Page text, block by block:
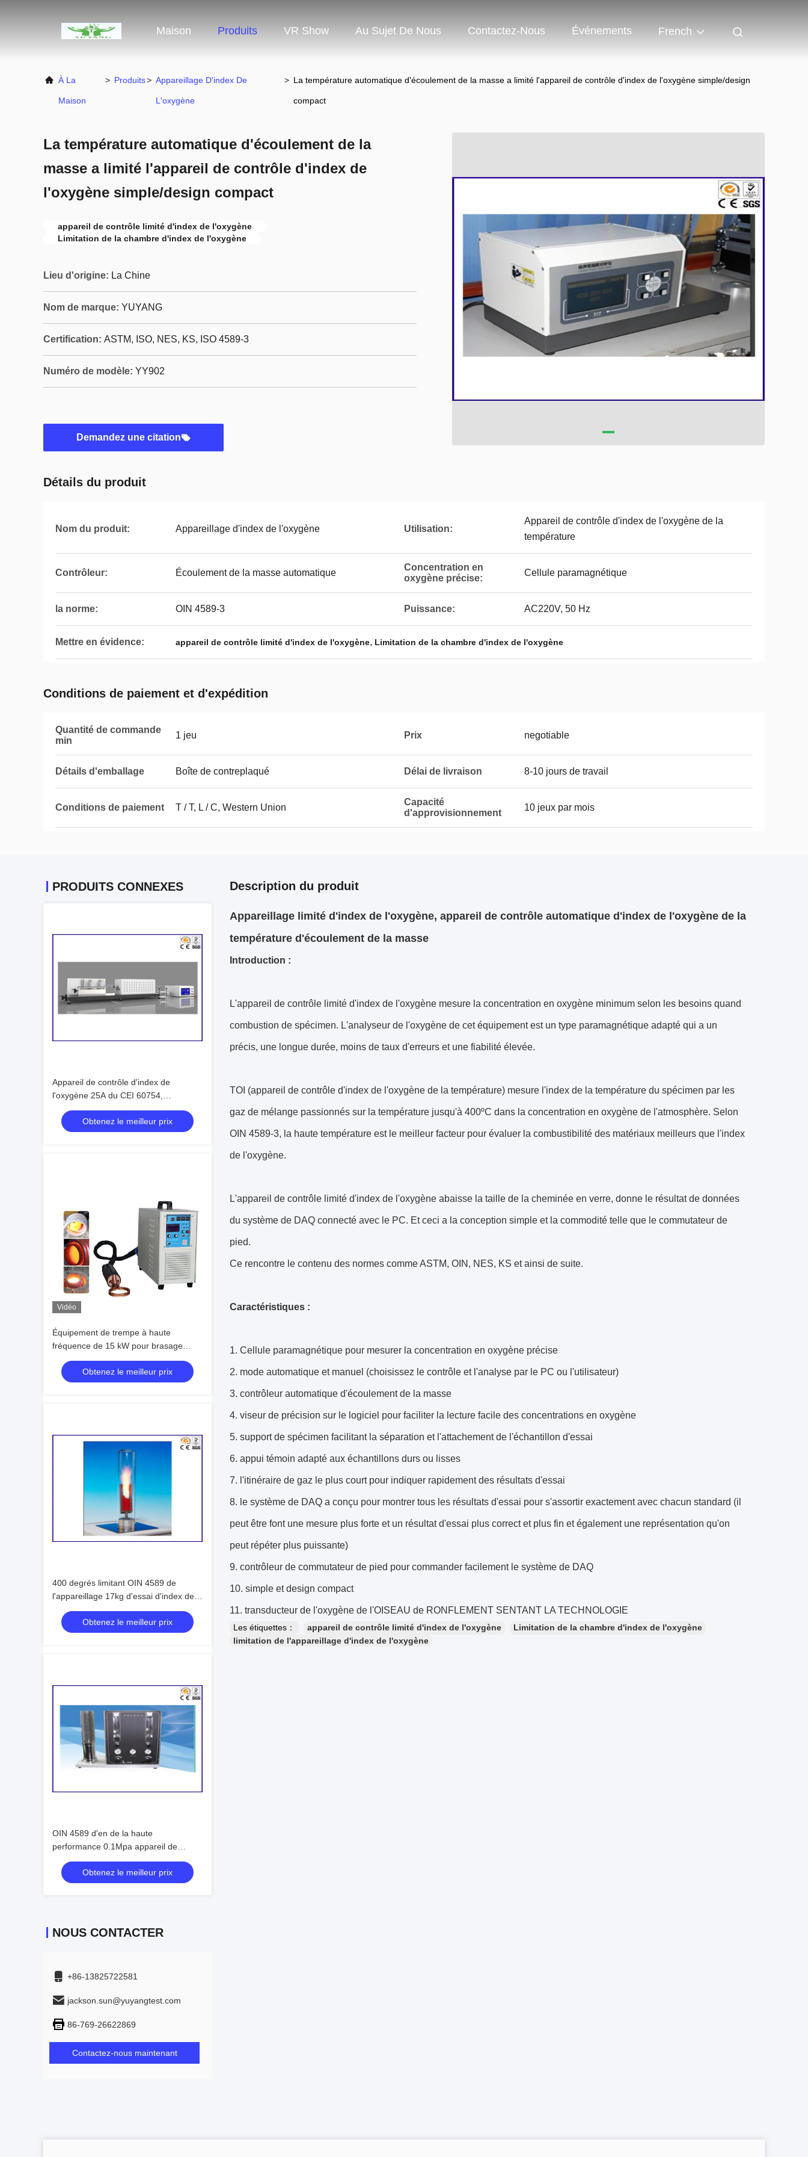
Maison Produits VR Show Au Sujet De Nous Contactez-Nous Événements French
À La
Maison
> Produits> Appareillage D'index De
L'oxygène
> La température automatique d'écoulement de la masse a limité l'appareil de contrôle d'index de l'oxygène simple/design
compact
La température automatique d'écoulement de la
masse a limité l'appareil de contrôle d'index de
l'oxygène simple/design compact
appareil de contrôle limité d'index de l'oxygène
Limitation de la chambre d'index de l'oxygène
Lieu d'origine: La Chine
Nom de marque: YUYANG
Certification: ASTM, ISO, NES, KS, ISO 4589-3
Numéro de modèle: YY902
Demandez une citation
Détails du produit
Nom du produit: Appareillage d'index de l'oxygène Utilisation:
Appareil de contrôle d'index de l'oxygène de la
température
Contrôleur: Écoulement de la masse automatique
Concentration en
oxygène précise:
Cellule paramagnétique
la norme: OIN 4589-3 Puissance: AC220V, 50 Hz
Mettre en évidence: appareil de contrôle limité d'index de l'oxygène, Limitation de la chambre d'index de l'oxygène
Conditions de paiement et d'expédition
Quantité de commande
min
1 jeu Prix negotiable
Détails d'emballage Boîte de contreplaqué Délai de livraison 8-10 jours de travail
Conditions de paiement T / T, L / C, Western Union
Capacité
d'approvisionnement
10 jeux par mois
PRODUITS CONNEXES
Appareil de contrôle d'index de
l'oxygène 25A du CEI 60754,
équipement de test d'inflammabilité de
PLC
Obtenez le meilleur prix
Vidéo
Équipement de trempe à haute
fréquence de 15 kW pour brasage
sans oxydation
Obtenez le meilleur prix
400 degrés limitant OIN 4589 de
l'appareillage 17kg d'essai d'index de
l'oxygène
Obtenez le meilleur prix
OIN 4589 d'en de la haute
performance 0.1Mpa appareil de
contrôle d'index de l'oxygène de 2
limites
Obtenez le meilleur prix
NOUS CONTACTER
+86-13825722581
jackson.sun@yuyangtest.com
86-769-26622869
Contactez-nous maintenant
Description du produit
Appareillage limité d'index de l'oxygène, appareil de contrôle automatique d'index de l'oxygène de la
température d'écoulement de la masse
Introduction :
L'appareil de contrôle limité d'index de l'oxygène mesure la concentration en oxygène minimum selon les besoins quand
combustion de spécimen. L'analyseur de l'oxygène de cet équipement est un type paramagnétique adapté qui a un
précis, une longue durée, moins de taux d'erreurs et une fiabilité élevée.
TOI (appareil de contrôle d'index de l'oxygène de la température) mesure l'index de la température du spécimen par les
gaz de mélange passionnés sur la température jusqu'à 400ºC dans la concentration en oxygène de l'atmosphère. Selon
OIN 4589-3, la haute température est le meilleur facteur pour évaluer la combustibilité des matériaux meilleurs que l'index
de l'oxygène.
L'appareil de contrôle limité d'index de l'oxygène abaisse la taille de la cheminée en verre, donne le résultat de données
du système de DAQ connecté avec le PC. Et ceci a la conception simple et la commodité telle que le commutateur de
pied.
Ce rencontre le contenu des normes comme ASTM, OIN, NES, KS et ainsi de suite.
Caractéristiques :
1. Cellule paramagnétique pour mesurer la concentration en oxygène précise
2. mode automatique et manuel (choisissez le contrôle et l'analyse par le PC ou l'utilisateur)
3. contrôleur automatique d'écoulement de la masse
4. viseur de précision sur le logiciel pour faciliter la lecture facile des concentrations en oxygène
5. support de spécimen facilitant la séparation et l'attachement de l'échantillon d'essai
6. appui témoin adapté aux échantillons durs ou lisses
7. l'itinéraire de gaz le plus court pour indiquer rapidement des résultats d'essai
8. le système de DAQ a conçu pour montrer tous les résultats d'essai pour s'assortir exactement avec chacun standard (il
peut être font une mesure plus forte et un résultat d'essai plus correct et plus fin et également une représentation qu'on
peut répéter plus puissante)
9. contrôleur de commutateur de pied pour commander facilement le système de DAQ
10. simple et design compact
11. transducteur de l'oxygène de l'OISEAU de RONFLEMENT SENTANT LA TECHNOLOGIE
Les étiquettes： appareil de contrôle limité d'index de l'oxygène
Limitation de la chambre d'index de l'oxygène
limitation de l'appareillage d'index de l'oxygène